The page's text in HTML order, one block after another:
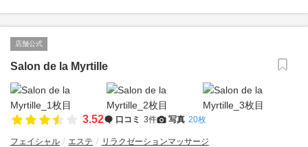
店舗公式
Salon de la Myrtille
3.52 口コミ 3件 写真 20枚
フェイシャル エステ リラクゼーションマッサージ